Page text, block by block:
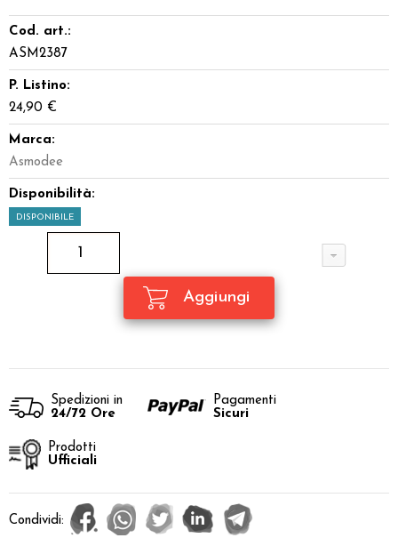
Cod. art.:
ASM2387
P. Listino:
24,90 €
Marca:
Asmodee
Disponibilità:
DISPONIBILE
Spedizioni in
24/72 Ore
Pagamenti
Sicuri
Prodotti
Ufficiali
Condividi: